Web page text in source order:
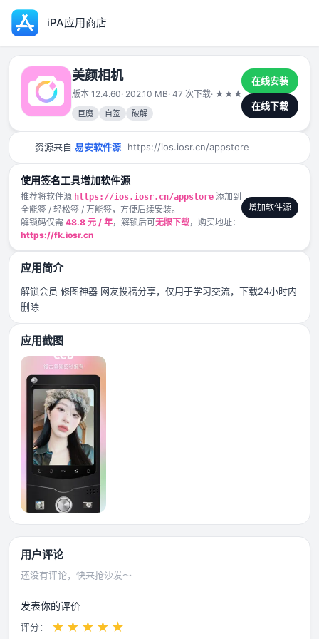
iPA应用商店
美颜相机
版本 12.4.60· 202.10 MB· 47 次下载· ★ ★ ★ ★★
2025-01-20
巨魔
自签 破解
在线安装
在线下载
资源来自 易安软件源 https://ios.iosr.cn/appstore
使用签名工具增加软件源
推荐将软件源 https://ios.iosr.cn/appstore 添加到
全能签 / 轻松签 / 万能签，方便后续安装。
解锁码仅需 48.8 元 / 年，解锁后可无限下载，购买地址：
https://fk.iosr.cn
增加软件源
应用简介
解锁会员 修图神器 网友投稿分享，仅用于学习交流，下载24小时内
删除
应用截图
用户评论
还没有评论，快来抢沙发～
发表你的评价
评分： ★ ★ ★ ★ ★